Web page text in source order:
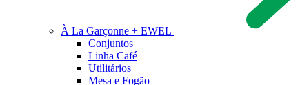
À La Garçonne + EWEL
Conjuntos
Linha Café
Utilitários
Mesa e Fogão